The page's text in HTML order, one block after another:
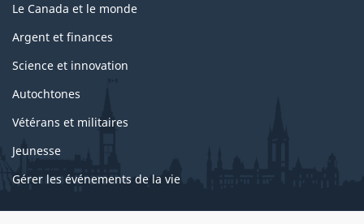
Le Canada et le monde
Argent et finances
Science et innovation
Autochtones
Vétérans et militaires
Jeunesse
Gérer les événements de la vie